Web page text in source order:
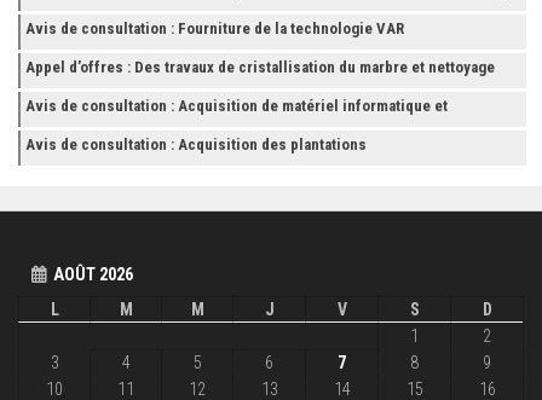
et finition de RAYONNAGES pour la Fédération Tunisienne de Football
Avis de consultation : Fourniture de la technologie VAR
Appel d’offres : Des travaux de cristallisation du marbre et nettoyage
des grès
Avis de consultation : Acquisition de matériel informatique et
Accessoires
Avis de consultation : Acquisition des plantations
AOÛT 2026
L
M M J V S D
1
2
3
4 5 6 7 8
9
10
11 12 13 14 15
16